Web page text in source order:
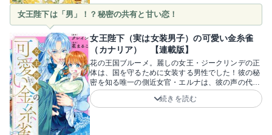
たヘイリンと不器用な公爵の間に芽生える、じれっ
たくも温かい絆が尊い！2人が本当の家族になって
いく幸せな逆転劇に加え、周囲の陰謀が絡むサスペ
ンス要素も見どころです！原作はFlow先生、漫画は
HASH先生。絶望の淵から這い上がり、公爵家の娘
として幸せを掴み取る愛らしいヘイリンの成長を、
ぜひ一緒に見守って！
女王陛下は「男」！？秘密の共有と甘い恋！
女王陛下（実は女装男子）の可愛い金糸雀
（カナリア） 【連載版】
花の王国ブルーメ。麗しの女王・ジークリンデの正
体は、国を守るために女装する男性でした！彼の秘
密を知る唯一の側近女官・エルナは、彼の声の代わ
りもしていました。国を揺るがす秘密を抱えた2人
の恋の行方は……！？「私の声をこの人にあげられ
続きを読む